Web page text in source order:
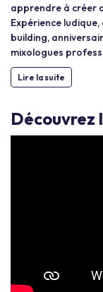
apprendre à créer
Expérience
building,
mixologues
Lire la suite